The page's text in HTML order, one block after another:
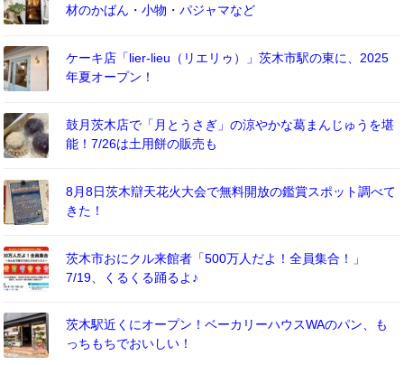
材のかばん・小物・パジャマなど
ケーキ店「lier-lieu（リエリゥ）」茨木市駅の東に、2025
年夏オープン！
鼓月茨木店で「月とうさぎ」の涼やかな葛まんじゅうを堪
能！7/26は土用餅の販売も
8月8日茨木辯天花火大会で無料開放の鑑賞スポット調べて
きた！
茨木市おにクル来館者「500万人だよ！全員集合！」
7/19、くるくる踊るよ♪
茨木駅近くにオープン！ベーカリーハウスWAのパン、も
っちもちでおいしい！